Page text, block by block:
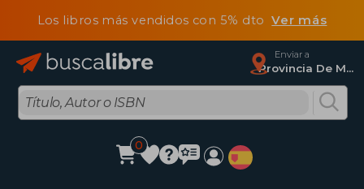
Los libros más vendidos con 5% dtoVer más
Enviar a
Provincia De Madrid
0